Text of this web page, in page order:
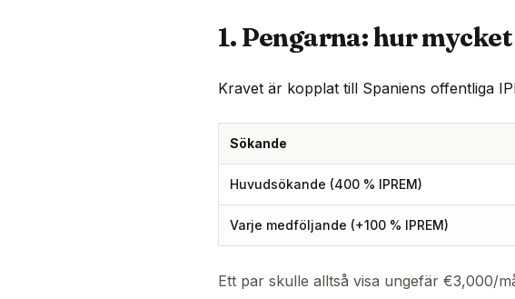
1. Pengarna: hur
Kravet är kopplat till Spaniens offentliga
Sökande
Huvudsökande (400 % IPREM)
Varje medföljande (+100 % IPREM)
Ett par skulle alltså visa ungefär €3,000/